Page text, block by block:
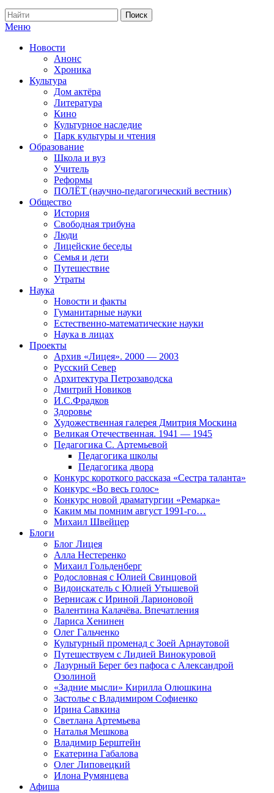
Меню
Новости
Анонс
Хроника
Культура
Дом актёра
Литература
Кино
Культурное наследие
Парк культуры и чтения
Образование
Школа и вуз
Учитель
Реформы
ПОЛЁТ (научно-педагогический вестник)
Общество
История
Свободная трибуна
Люди
Лицейские беседы
Семья и дети
Путешествие
Утраты
Наука
Новости и факты
Гуманитарные науки
Естественно-математические науки
Наука в лицах
Проекты
Архив «Лицея». 2000 — 2003
Русский Север
Архитектура Петрозаводска
Дмитрий Новиков
И.С.Фрадков
Здоровье
Художественная галерея Дмитрия Москина
Великая Отечественная. 1941 — 1945
Педагогика С. Артемьевой
Педагогика школы
Педагогика двора
Конкурс короткого рассказа «Сестра таланта»
Конкурс «Во весь голос»
Конкурс новой драматургии «Ремарка»
Каким мы помним август 1991-го…
Михаил Швейцер
Блоги
Блог Лицея
Алла Нестеренко
Михаил Гольденберг
Родословная с Юлией Свинцовой
Видоискатель с Юлией Утышевой
Вернисаж с Ириной Ларионовой
Валентина Калачёва. Впечатления
Лариса Хенинен
Олег Гальченко
Культурный променад с Зоей Арнаутовой
Путешествуем с Лидией Винокуровой
Лазурный Берег без пафоса с Александрой
Озолиной
«Задние мысли» Кирилла Олюшкина
Застолье с Владимиром Софиенко
Ирина Савкина
Светлана Артемьева
Наталья Мешкова
Владимир Берштейн
Екатерина Габалова
Олег Липовецкий
Илона Румянцева
Афиша